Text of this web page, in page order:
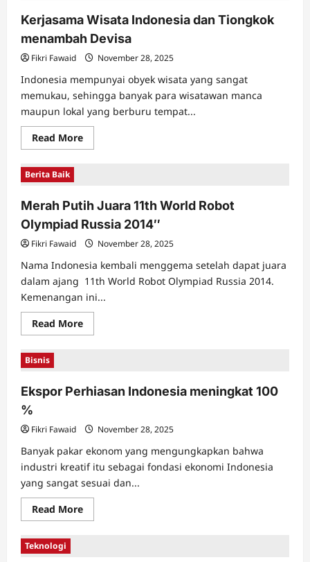
di
Lereng
Gunung
Betung
Kerjasama Wisata Indonesia dan Tiongkok
menambah Devisa
Fikri Fawaid November 28, 2025
Indonesia mempunyai obyek wisata yang sangat
memukau, sehingga banyak para wisatawan manca
maupun lokal yang berburu tempat...
Read MoreRead
more
Tiongkok
menambah
Devisa
Berita Baik
Merah Putih Juara 11th World Robot
Olympiad Russia 2014″
Fikri Fawaid November 28, 2025
Nama Indonesia kembali menggema setelah dapat juara
dalam ajang 11th World Robot Olympiad Russia 2014.
Kemenangan ini...
Read MoreRead
more
World
Robot
2014″
Bisnis
Ekspor Perhiasan Indonesia meningkat 100
%
Fikri Fawaid November 28, 2025
Banyak pakar ekonom yang mengungkapkan bahwa
industri kreatif itu sebagai fondasi ekonomi Indonesia
yang sangat sesuai dan...
Read MoreRead
more
Teknologi